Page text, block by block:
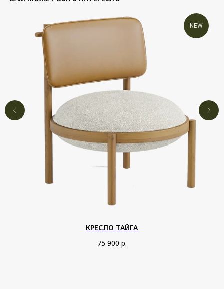
NEW
КРЕСЛО ТАЙГА
75 900 р.